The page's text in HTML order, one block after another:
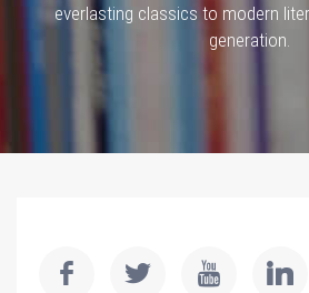
everlasting classics to modern
generation.